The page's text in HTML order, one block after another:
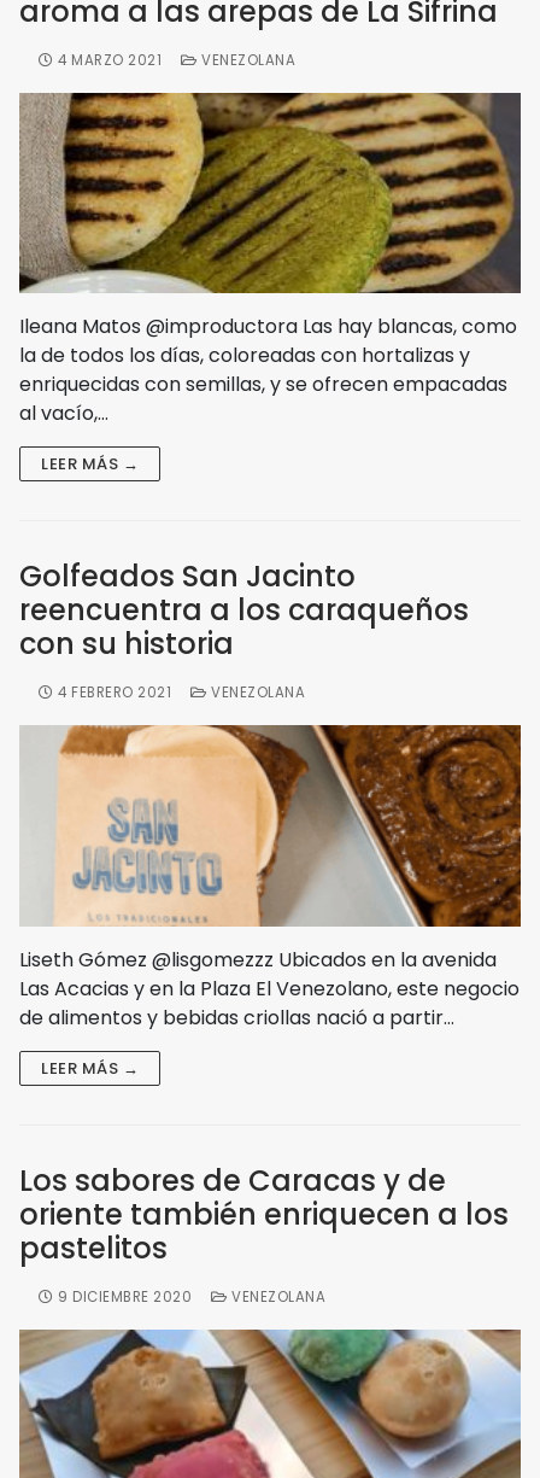
aroma a las arepas de La Sifrina
4 MARZO 2021 VENEZOLANA
Ileana Matos @improductora Las hay blancas, como
la de todos los días, coloreadas con hortalizas y
enriquecidas con semillas, y se ofrecen empacadas
al vacío,…
LEER MÁS →
Golfeados San Jacinto
reencuentra a los caraqueños
con su historia
4 FEBRERO 2021 VENEZOLANA
Liseth Gómez @lisgomezzz Ubicados en la avenida
Las Acacias y en la Plaza El Venezolano, este negocio
de alimentos y bebidas criollas nació a partir…
LEER MÁS →
Los sabores de Caracas y de
oriente también enriquecen a los
pastelitos
9 DICIEMBRE 2020 VENEZOLANA